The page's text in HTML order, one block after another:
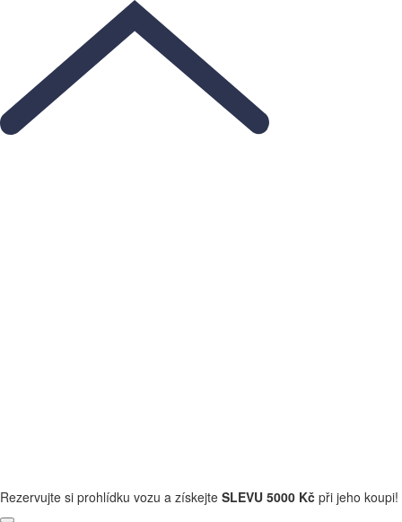
Rezervujte si prohlídku vozu a získejte SLEVU 5000 Kč při jeho koupi!